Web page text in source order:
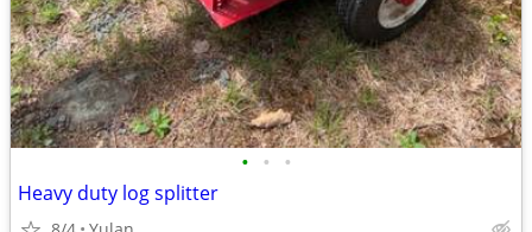
• • •
Heavy duty log splitter